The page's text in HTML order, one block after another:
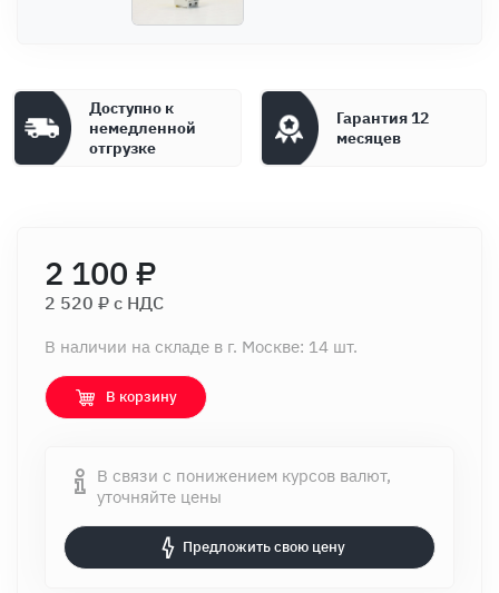
Доступно к
немедленной
отгрузке
Гарантия 12
месяцев
2 100 ₽
2 520 ₽ c НДС
В наличии на складе в г. Москве: 14 шт.
В корзину
В связи с понижением курсов валют,
уточняйте цены
Предложить свою цену